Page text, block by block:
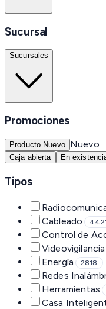
Sucursal
Sucursales
Promociones
Producto Nuevo Nuevo
Caja abierta En
Tipos
Cableado
Control de
Videovigilancia
Energía 2818
Redes
Herramientas
Casa